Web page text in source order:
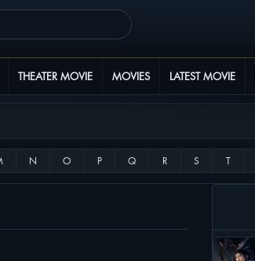
THEATER MOVIE MOVIES LATEST MOVIE